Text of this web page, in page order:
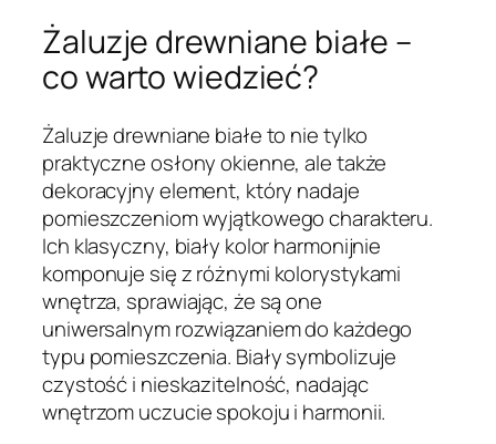
Żaluzje drewniane białe –
co warto wiedzieć?
Żaluzje drewniane białe to nie tylko
praktyczne osłony okienne, ale także
dekoracyjny element, który nadaje
pomieszczeniom wyjątkowego charakteru.
Ich klasyczny, biały kolor harmonijnie
komponuje się z różnymi kolorystykami
wnętrza, sprawiając, że są one
uniwersalnym rozwiązaniem do każdego
typu pomieszczenia. Biały symbolizuje
czystość i nieskazitelność, nadając
wnętrzom uczucie spokoju i harmonii.